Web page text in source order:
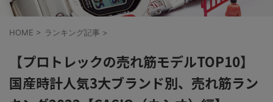
HOME > ランキング記事 >
【プロトレックの売れ筋モデルTOP10】
国産時計人気3大ブランド別、売れ筋ラン